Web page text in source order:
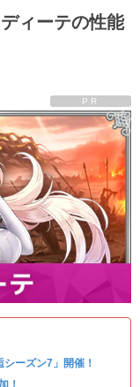
ィーテの性能
PR
ーズン7」開催！
！